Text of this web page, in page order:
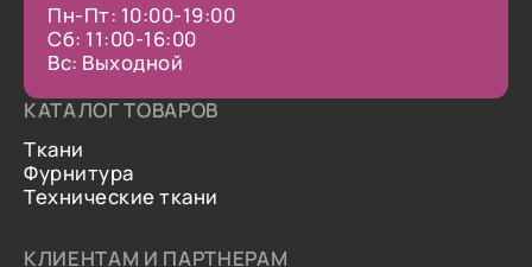
Пн-Пт: 10:00-19:00
Сб: 11:00-16:00
Вс: Выходной
КАТАЛОГ ТОВАРОВ
Ткани
Фурнитура
Технические ткани
КЛИЕНТАМ И ПАРТНЕРАМ